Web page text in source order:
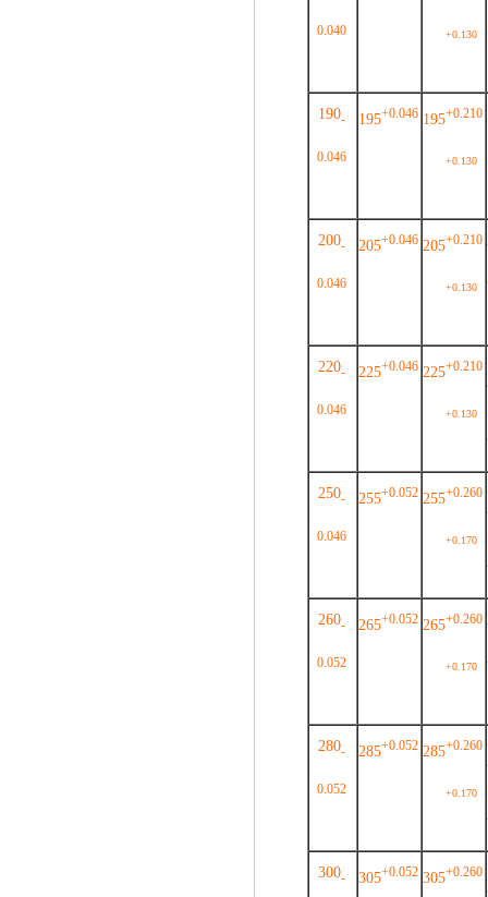
0.040 +0.130
190-
0.046
195+0.046 195+0.210
+0.130
200-
0.046
205+0.046 205+0.210
+0.130
220-
0.046
225+0.046 225+0.210
+0.130
250-
0.046
255+0.052 255+0.260
+0.170
260-
0.052
265+0.052 265+0.260
+0.170
280-
0.052
285+0.052 285+0.260
+0.170
300- 305+0.052 305+0.260